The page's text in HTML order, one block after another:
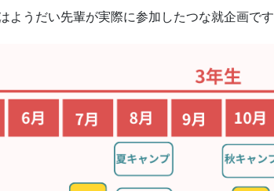
ようだい先輩が実際に参加したつな就企画です